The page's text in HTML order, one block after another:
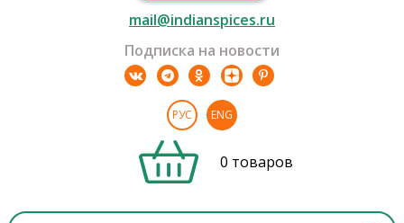
mail@indianspices.ru
Подписка на новости
РУС ENG
0 товаров